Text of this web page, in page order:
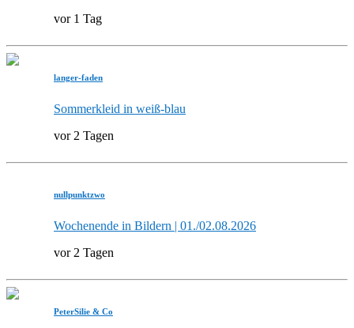
vor 1 Tag
langer-faden
Sommerkleid in weiß-blau
vor 2 Tagen
nullpunktzwo
Wochenende in Bildern | 01./02.08.2026
vor 2 Tagen
PeterSilie & Co